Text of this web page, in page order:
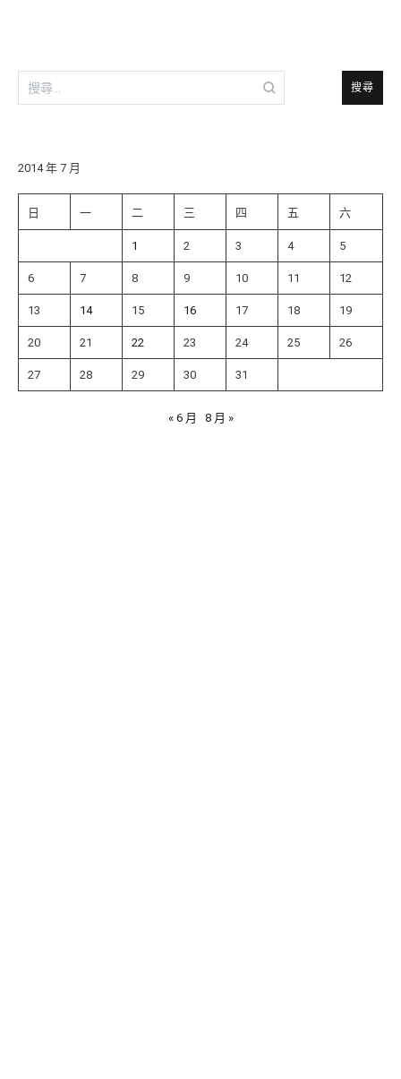
搜
尋
字:
2014 年 7 月
日 一 二 三 四 五 六
1 2 3 4 5
6 7 8 9 10 11 12
13 14 15 16 17 18 19
20 21 22 23 24 25 26
27 28 29 30 31
« 6 月 8 月 »